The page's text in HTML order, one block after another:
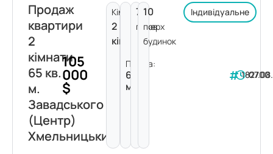
Продаж
квартири
2
кімнати
65 кв.
м.
Завадського
(Центр)
Хмельницький
105
000
$
Кімнат:
2
кімнати
Площа:
65
м²
7
поверх
10
пов.
будинок
Індивідуальне
182700